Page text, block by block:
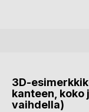
3D-
kanteen,
vaihdella)